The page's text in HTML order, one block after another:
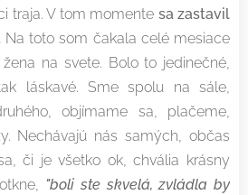
traja. V tom momente sa zastavil
Na toto som čakala celé mesiace
na svete. Bolo to jedinečné,
láskavé. Sme spolu na sále,
objímame sa, plačeme,
Nechávajú nás samých, občas
či je všetko ok, chvália krásny
"boli ste skvelá, zvládla by